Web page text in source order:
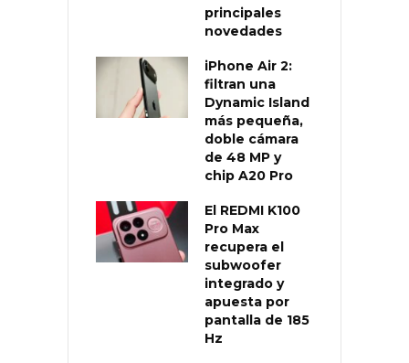
principales
novedades
iPhone Air 2:
filtran una
Dynamic Island
más pequeña,
doble cámara
de 48 MP y
chip A20 Pro
El REDMI K100
Pro Max
recupera el
subwoofer
integrado y
apuesta por
pantalla de 185
Hz